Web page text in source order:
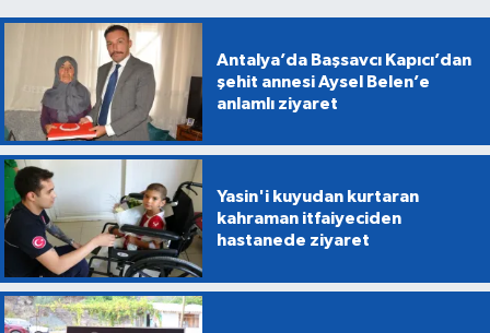
Antalya’da Başsavcı Kapıcı’dan
şehit annesi Aysel Belen’e
anlamlı ziyaret
Yasin'i kuyudan kurtaran
kahraman itfaiyeciden
hastanede ziyaret